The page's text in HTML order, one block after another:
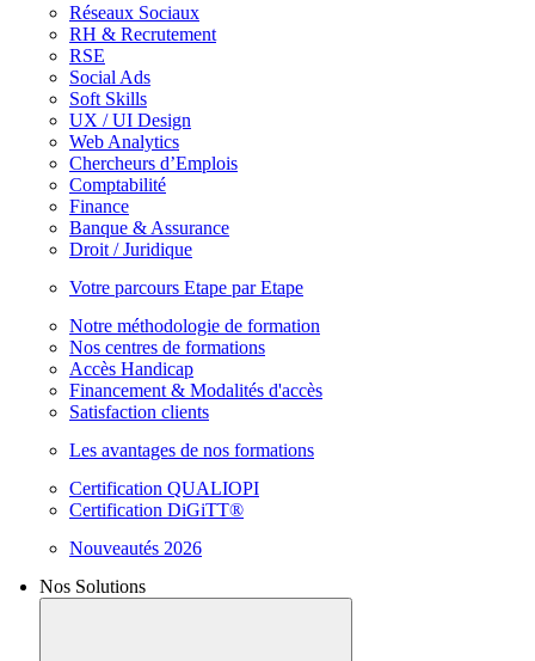
Réseaux Sociaux
RH & Recrutement
RSE
Social Ads
Soft Skills
UX / UI Design
Web Analytics
Chercheurs d’Emplois
Comptabilité
Finance
Banque & Assurance
Droit / Juridique
Votre parcours Etape par Etape
Notre méthodologie de formation
Nos centres de formations
Accès Handicap
Financement & Modalités d'accès
Satisfaction clients
Les avantages de nos formations
Certification QUALIOPI
Certification DiGiTT®
Nouveautés 2026
Nos Solutions